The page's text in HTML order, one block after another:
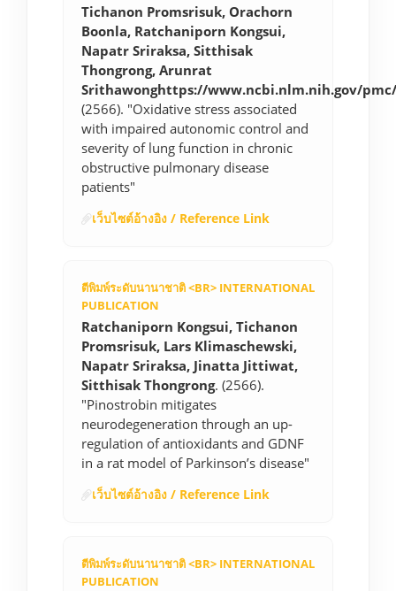
Tichanon Promsrisuk, Orachorn
Boonla, Ratchaniporn Kongsui,
Napatr Sriraksa, Sitthisak
Thongrong, Arunrat
Srithawonghttps://www.ncbi.nlm.nih.gov/
(2566). "Oxidative stress associated
with impaired autonomic control and
severity of lung function in chronic
obstructive pulmonary disease
patients"
เว็บไซต์อ้างอิง / Reference Link
ตีพิมพ์ระดับนานาชาติ <BR> INTERNATIONAL
PUBLICATION
Ratchaniporn Kongsui, Tichanon
Promsrisuk, Lars Klimaschewski,
Napatr Sriraksa, Jinatta Jittiwat,
Sitthisak Thongrong. (2566).
"Pinostrobin mitigates
neurodegeneration through an up-
regulation of antioxidants and GDNF
in a rat model of Parkinson’s disease"
เว็บไซต์อ้างอิง / Reference Link
ตีพิมพ์ระดับนานาชาติ <BR> INTERNATIONAL
PUBLICATION